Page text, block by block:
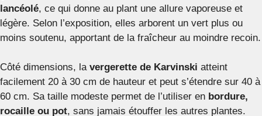
lancéolé, ce qui donne au plant une allure vaporeuse et
légère. Selon l’exposition, elles arborent un vert plus ou
moins soutenu, apportant de la fraîcheur au moindre recoin.
Côté dimensions, la vergerette de Karvinski atteint
facilement 20 à 30 cm de hauteur et peut s’étendre sur 40 à
60 cm. Sa taille modeste permet de l’utiliser en bordure,
rocaille ou pot, sans jamais étouffer les autres plantes.